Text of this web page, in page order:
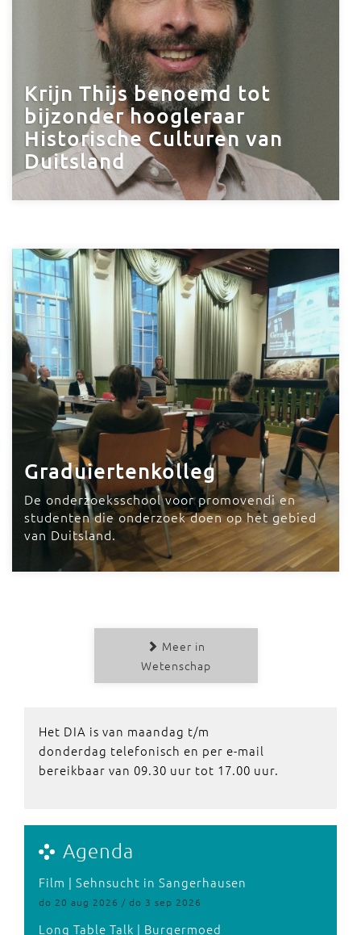
Krijn Thijs benoemd tot
bijzonder hoogleraar
Historische Culturen van
Duitsland
Graduiertenkolleg
De onderzoeksschool voor promovendi en
studenten die onderzoek doen op het gebied
van Duitsland.
Meer in
Wetenschap
Het DIA is van maandag t/m
donderdag telefonisch en per e-mail
bereikbaar van 09.30 uur tot 17.00 uur.
Agenda
Film | Sehnsucht in Sangerhausen
do 20 aug 2026 / do 3 sep 2026
Long Table Talk | Burgermoed